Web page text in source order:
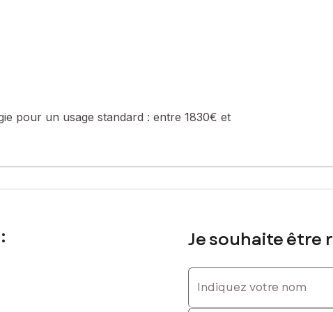
0766880248, E-mail : carole.lanzoni@safti.fr - EI - Agent commercial
pour un usage standard : entre 1830€ et
Je souhaite être
Indiquez votre nom